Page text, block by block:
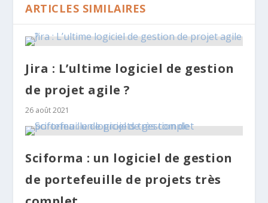
ARTICLES SIMILAIRES
Jira : L’ultime logiciel de gestion
de projet agile ?
26 août 2021
Sciforma : un logiciel de gestion
de portefeuille de projets très